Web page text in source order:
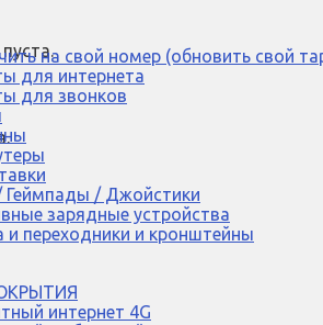
на свой номер (обновить свой
для интернета
для звонков
Геймпады / Джойстики
зарядные устройства
и переходники и кронштейны
интернет 4G